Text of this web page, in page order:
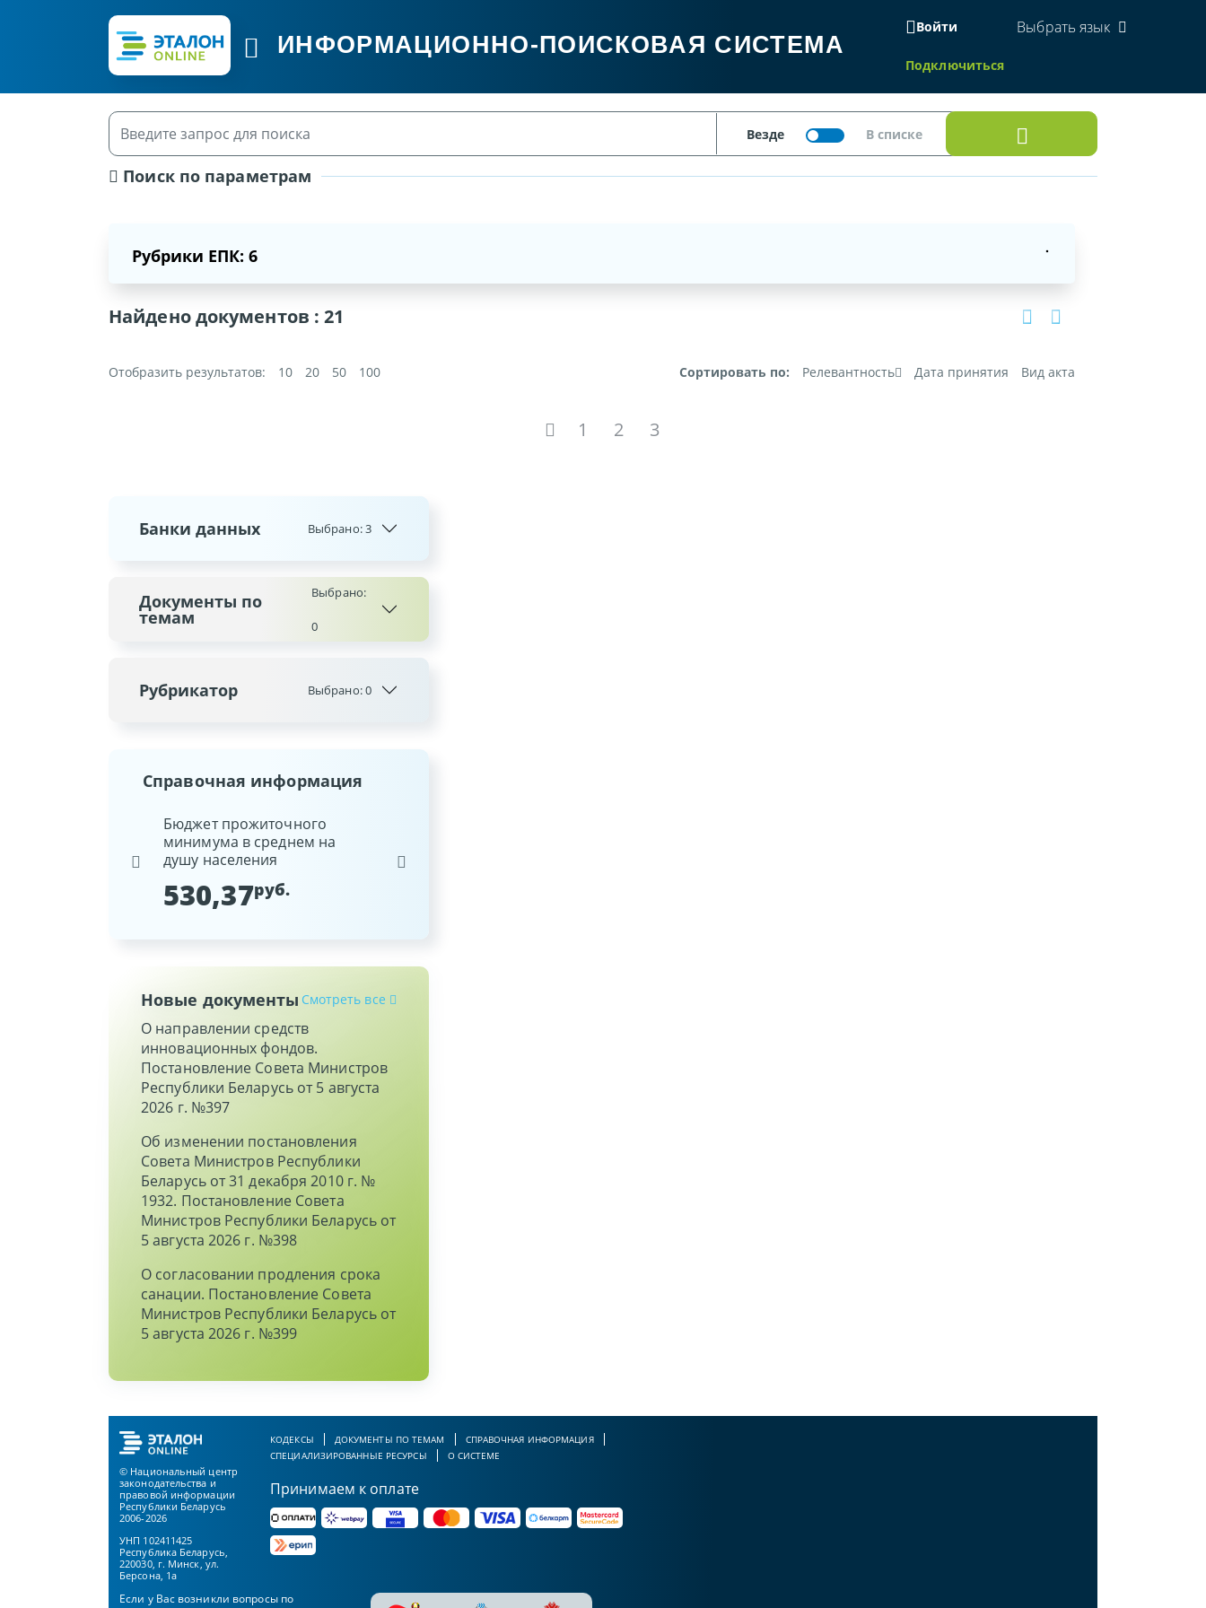
ИНФОРМАЦИОННО-ПОИСКОВАЯ СИСТЕМА
Войти
Подключиться
Выбрать язык
Поиск по параметрам
Рубрики ЕПК: 6
Найдено документов :21
Отобразить результатов: 10 20 50 100 Сортировать по: Релевантность Дата принятия Вид акта
1 2 3
Банки данных Выбрано:3
Документы по
темам
Выбрано:
0
Рубрикатор Выбрано:0
Справочная информация
Бюджет прожиточного
минимума в среднем на
душу населения
530,37руб.
Республики Беларусь
Новые документы Смотреть все
О направлении средств
инновационных фондов.
Постановление Совета Министров
Республики Беларусь от 5 августа
2026 г. №397
Об изменении постановления
Совета Министров Республики
Беларусь от 31 декабря 2010 г. №
1932. Постановление Совета
Министров Республики Беларусь от
5 августа 2026 г. №398
О согласовании продления срока
санации. Постановление Совета
Министров Республики Беларусь от
5 августа 2026 г. №399
© Национальный центр
законодательства и
правовой информации
Республики Беларусь
2006-2026
УНП 102411425
Республика Беларусь,
220030, г. Минск, ул.
Берсона, 1а
КОДЕКСЫ ДОКУМЕНТЫ ПО ТЕМАМ
СПРАВОЧНАЯ ИНФОРМАЦИЯ
СПЕЦИАЛИЗИРОВАННЫЕ РЕСУРСЫ
О СИСТЕМЕ
Принимаем к оплате
Если у Вас возникли вопросы по